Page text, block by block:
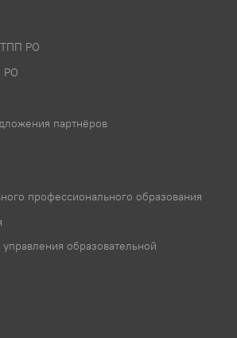
ТПП РО
РО
партнёров
профессионального образования
образовательной